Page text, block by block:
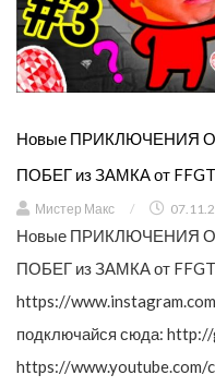
Новые ПРИКЛЮЧЕНИЯ
ПОБЕГ из ЗАМКА от
Мистер Макс /
Новые ПРИКЛЮЧЕНИЯ
ПОБЕГ из ЗАМКА от
https://
подключайся сюда:
https://www.youtube.com/